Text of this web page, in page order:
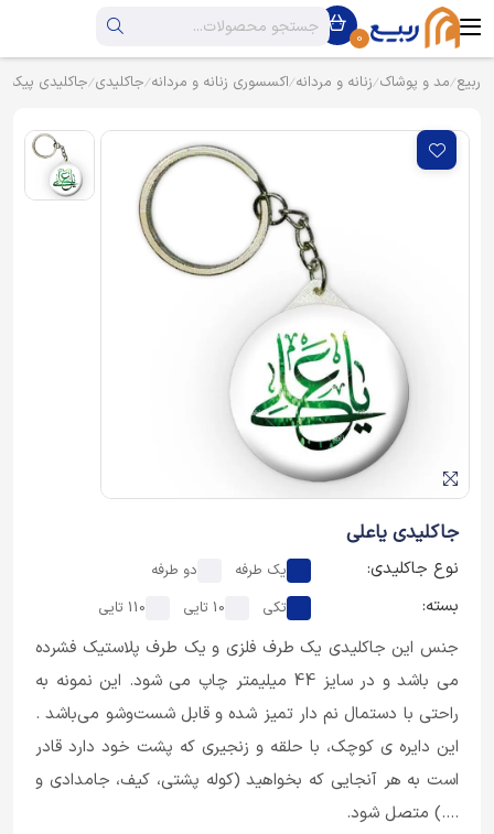
0
ربیع مد و پوشاک زنانه و مردانه اکسسوری زنانه و مردانه جاکلیدی جاکلیدی
جاکلیدی یاعلی
نوع جاکلیدی: یک طرفه دو طرفه
بسته: تکی 10 تایی 110 تایی
جنس این جاکلیدی یک طرف فلزی و یک طرف پلاستیک فشرده
می باشد و در سایز 44 میلیمتر چاپ می شود. این نمونه به
راحتی با دستمال نم دار تمیز شده و قابل شست‌وشو می‌باشد .
این دایره ی کوچک، با حلقه و زنجیری که پشت خود دارد قادر
است به هر آنجایی که بخواهید (کوله پشتی، کیف، جامدادی و
....) متصل شود.